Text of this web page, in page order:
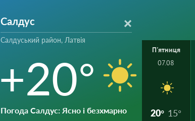
Салдус
Салдуський район, Латвія
+20°
Погода Салдус: Ясно і безхмарно
П'ятниця
07.08
20° 15°